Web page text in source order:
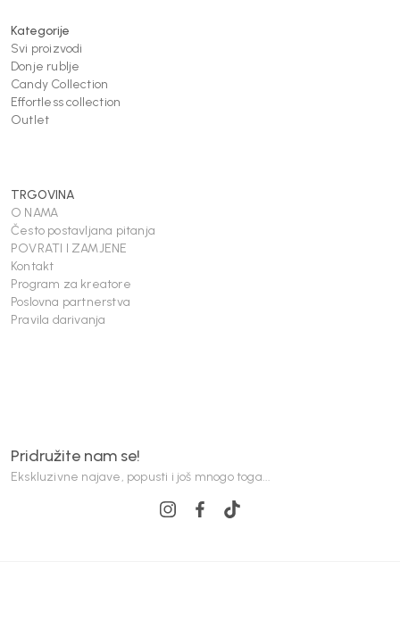
Kategorije
Svi proizvodi
Donje rublje
Candy Collection
Effortless collection
Outlet
TRGOVINA
O NAMA
Često postavljana pitanja
POVRATI I ZAMJENE
Kontakt
Program za kreatore
Poslovna partnerstva
Pravila darivanja
Pridružite nam se!
Ekskluzivne najave, popusti i još mnogo toga...